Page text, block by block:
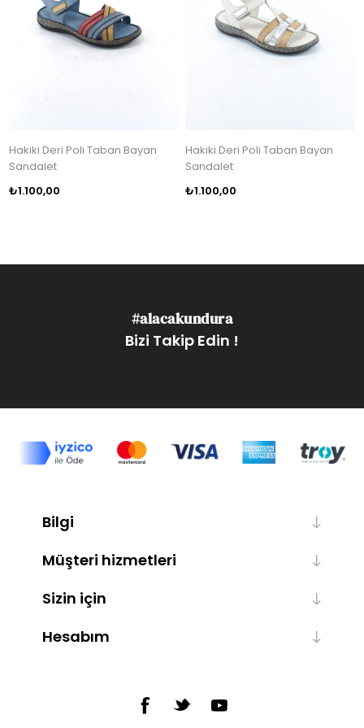
Hakiki Deri Poli Taban Bayan
Sandalet
₺1.100,00
Hakiki Deri Poli Taban Bayan
Sandalet
₺1.100,00
#alacakundura
Bizi Takip Edin !
Bilgi
Müşteri hizmetleri
Sizin için
Hesabım